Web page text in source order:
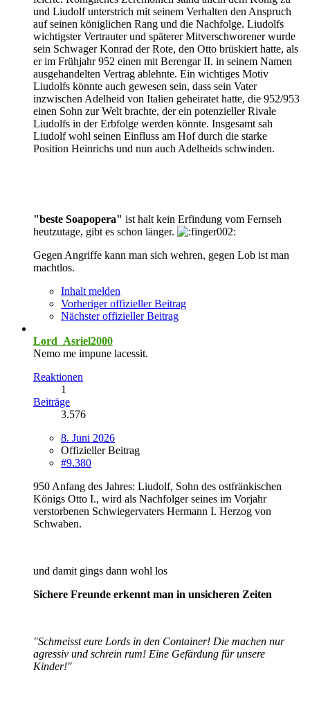
und Liudolf unterstrich mit seinem Verhalten den Anspruch
auf seinen königlichen Rang und die Nachfolge. Liudolfs
wichtigster Vertrauter und späterer Mitverschworener wurde
sein Schwager Konrad der Rote, den Otto brüskiert hatte, als
er im Frühjahr 952 einen mit Berengar II. in seinem Namen
ausgehandelten Vertrag ablehnte. Ein wichtiges Motiv
Liudolfs könnte auch gewesen sein, dass sein Vater
inzwischen Adelheid von Italien geheiratet hatte, die 952/953
einen Sohn zur Welt brachte, der ein potenzieller Rivale
Liudolfs in der Erbfolge werden könnte. Insgesamt sah
Liudolf wohl seinen Einfluss am Hof durch die starke
Position Heinrichs und nun auch Adelheids schwinden.
"beste Soapopera" ist halt kein Erfindung vom Fernseh
heutzutage, gibt es schon länger.
Gegen Angriffe kann man sich wehren, gegen Lob ist man
machtlos.
Inhalt melden
Vorheriger offizieller Beitrag
Nächster offizieller Beitrag
Lord_Asriel2000
Nemo me impune lacessit.
Reaktionen
1
Beiträge
3.576
8. Juni 2026
Offizieller Beitrag
#9.380
950 Anfang des Jahres: Liudolf, Sohn des ostfränkischen
Königs Otto I., wird als Nachfolger seines im Vorjahr
verstorbenen Schwiegervaters Hermann I. Herzog von
Schwaben.
und damit gings dann wohl los
Sichere Freunde erkennt man in unsicheren Zeiten
"Schmeisst eure Lords in den Container! Die machen nur
agressiv und schrein rum! Eine Gefärdung für unsere
Kinder!"